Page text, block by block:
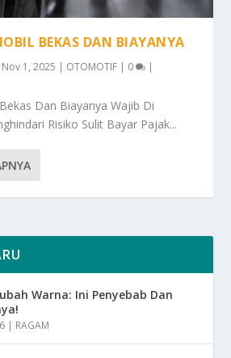
BEKAS DAN BIAYANYA
Nov 1, 2025 | OTOMOTIF | 0 |
Dan Biayanya Wajib Di
Risiko Sulit Bayar Pajak...
Warna: Ini Penyebab Dan
| RAGAM